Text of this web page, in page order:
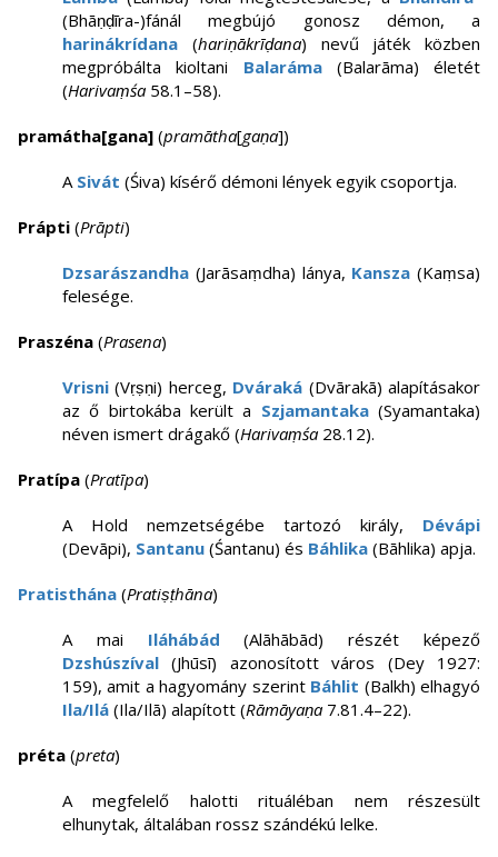
(Bhāṇḍīra-)fánál megbújó gonosz démon, a
harinákrídana (hariṇākrīḍana) nevű játék közben
megpróbálta kioltani Balaráma(Balarāma) életét
(Harivaṃśa 58.1–58).
pramátha[gana] (pramātha[gaṇa])
A Sivát (Śiva) kísérő démoni lények egyik csoportja.
Prápti (Prāpti)
Dzsarászandha (Jarāsaṃdha) lánya, Kansza (Kaṃsa)
felesége.
Praszéna (Prasena)
Vrisni (Vṛṣṇi) herceg, Dváraká (Dvārakā) alapításakor
az ő birtokába került a Szjamantaka(Syamantaka)
néven ismert drágakő (Harivaṃśa 28.12).
Pratípa (Pratīpa)
A Hold nemzetségébe tartozó király, Dévápi
(Devāpi), Santanu (Śantanu) és Báhlika (Bāhlika) apja.
Pratisthána (Pratiṣṭhāna)
A mai Iláhábád (Alāhābād) részét képező
Dzshúszíval (Jhūsī) azonosított város (Dey 1927:
159), amit a hagyomány szerint Báhlit (Balkh) elhagyó
Ila/Ilá (Ila/Ilā) alapított (Rāmāyaṇa 7.81.4–22).
préta (preta)
A megfelelő halotti rituáléban nem részesült
elhunytak, általában rossz szándékú lelke.